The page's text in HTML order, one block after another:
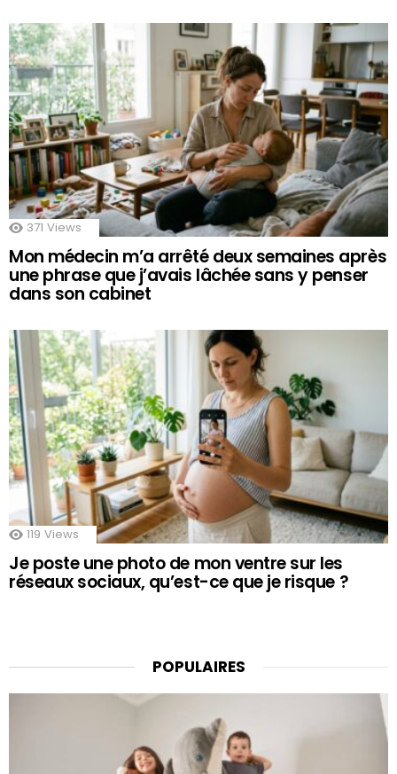
371 Views
Mon médecin m’a arrêté deux semaines après
une phrase que j’avais lâchée sans y penser
dans son cabinet
119 Views
Je poste une photo de mon ventre sur les
réseaux sociaux, qu’est-ce que je risque ?
POPULAIRES